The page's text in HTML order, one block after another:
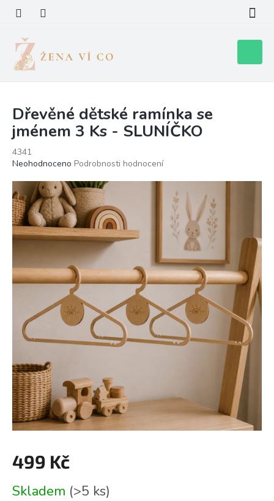
obsah
košík
Dřevěné dětské ramínka se
jménem 3 Ks - SLUNÍČKO
4341
Průměrné
produktu
je
0,0
z
5
hvězdiček.
Neohodnoceno Podrobnosti hodnocení
499 Kč
cena:
Skladem (>5 ks)